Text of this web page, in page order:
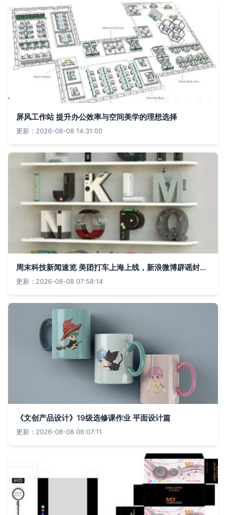
屏风工作站 提升办公效率与空间美学的理想选择
更新：2026-08-08 14:31:00
周末科技新闻速览 美团打车上海上线，新浪微博辟谣封杀抖音，贾跃亭造车工厂正式开工，平面设计轻量化应用兴起
更新：2026-08-08 07:58:14
《文创产品设计》19级选修课作业 平面设计篇
更新：2026-08-08 06:07:11